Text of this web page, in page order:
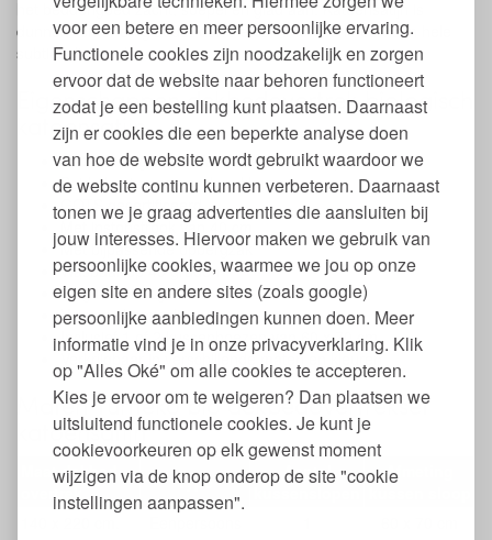
voor een betere en meer persoonlijke ervaring.
Functionele cookies zijn noodzakelijk en zorgen
ervoor dat de website naar behoren functioneert
zodat je een bestelling kunt plaatsen. Daarnaast
zijn er cookies die een beperkte analyse doen
van hoe de website wordt gebruikt waardoor we
de website continu kunnen verbeteren. Daarnaast
tonen we je graag advertenties die aansluiten bij
jouw interesses. Hiervoor maken we gebruik van
persoonlijke cookies, waarmee we jou op onze
eigen site en andere sites (zoals google)
persoonlijke aanbiedingen kunnen doen. Meer
informatie vind je in onze privacyverklaring. Klik
op "Alles Oké" om alle cookies te accepteren.
Kies je ervoor om te weigeren? Dan plaatsen we
uitsluitend functionele cookies. Je kunt je
cookievoorkeuren op elk gewenst moment
wijzigen via de knop onderop de site "cookie
instellingen aanpassen".
het beddengoed zacht, soepel en glad aan. Katoensatijn is
dunner, lichter en gladder dan Percal katoen en heeft een hele
subtiele lichte glans.
Eigenschappen dekbedovertrek biologisch
katoensatijn
100% Biologisch en fairtrade katoensatijn
Beide kanten een andere kleur
GOTS gecertificeerd
Met instopstrook van 40 cm
Met bijpassende opbergzak
Wasbaar op 40 graden
Mag in de droger
Vrij van chemicaliën
Inclusief 1 of 2 kussenhoezen van 60 x 70 cm
Verkrijgbaar in verschillende maten en kleuren
Maten Yumeko bio dekbedovertrekset
katoensatijn
Maat dekbed
overtrek
Type
Aantal
kussenslopen
Afmeting